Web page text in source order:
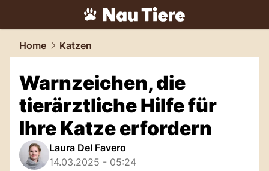
tiere.NAU.ch
Home Katzen
Warnzeichen, die
tierärztliche Hilfe für
Ihre Katze erfordern
Laura Del Favero
14.03.2025 - 05:24